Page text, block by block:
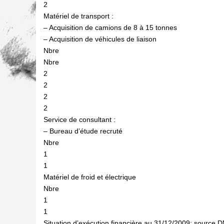
2
Matériel de transport :
– Acquisition de camions de 8 à 15 tonnes
– Acquisition de véhicules de liaison
Nbre
Nbre
2
2
2
2
Service de consultant :
– Bureau d’étude recruté
Nbre
1
1
Matériel de froid et électrique
Nbre
1
1